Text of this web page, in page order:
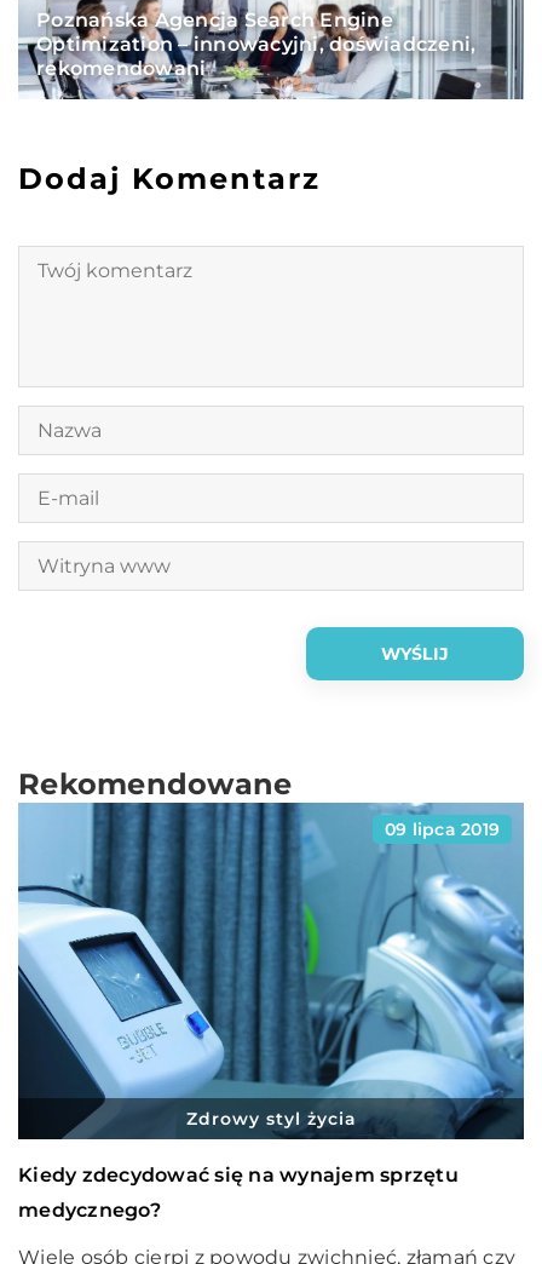
Poznańska Agencja Search Engine
Optimization – innowacyjni, doświadczeni,
rekomendowani
Dodaj Komentarz
Rekomendowane
09 lipca 2019
Zdrowy styl życia
Kiedy zdecydować się na wynajem sprzętu
medycznego?
Wiele osób cierpi z powodu zwichnięć, złamań czy